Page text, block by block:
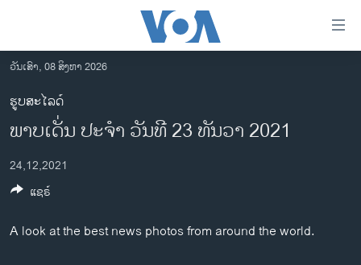
ເຂົ້າ
ຫາ
ຂ້າມ
ຂ້າມ
ໄປ
ຫາ
ຄົ້ນ
ລາວ
ອາເມຣິກາ
ການເລືອກຕັ້ງ ປະທານາທີບໍດີ ສະຫະລັດ 2024
ຂ່າວ​ຈີນ
ໂລກ
ວັນເສົາ, 08 ສິງຫາ 2026
ຮູບສະໄລດ໌
ພາບເດັ່ນ ປະຈຳ ວັນທີ 23 ທັນວາ 2021
24,12,2021
A look at the best news photos from around the world.
ແຊຣ໌